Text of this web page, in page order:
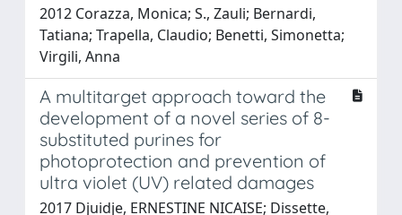
2012 Corazza, Monica; S., Zauli; Bernardi,
Tatiana; Trapella, Claudio; Benetti, Simonetta;
Virgili, Anna
A multitarget approach toward the
development of a novel series of 8-
substituted purines for
photoprotection and prevention of
ultra violet (UV) related damages
2017 Djuidje, ERNESTINE NICAISE; Dissette,